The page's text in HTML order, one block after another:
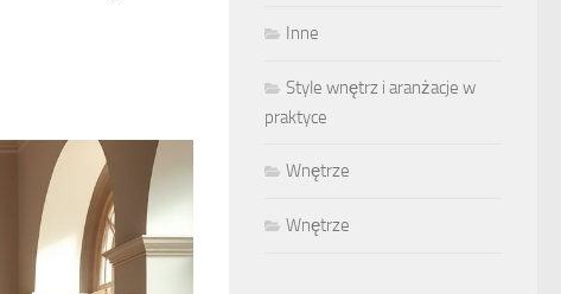
Inne
Style wnętrz i aranżacje w
praktyce
Wnętrze
Wnętrze